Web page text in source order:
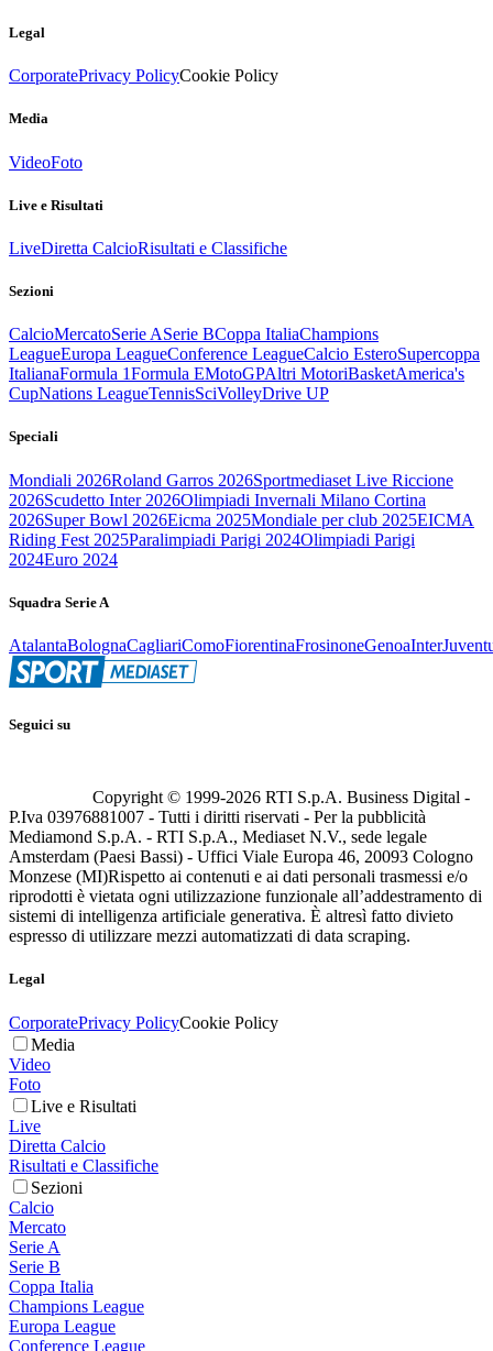
Legal
CorporatePrivacy PolicyCookie Policy
Media
VideoFoto
Live e Risultati
LiveDiretta CalcioRisultati e Classifiche
Sezioni
CalcioMercatoSerie ASerie BCoppa ItaliaChampions
LeagueEuropa LeagueConference LeagueCalcio EsteroSupercoppa
ItalianaFormula 1Formula EMotoGPAltri MotoriBasketAmerica's
CupNations LeagueTennisSciVolleyDrive UP
Speciali
Mondiali 2026Roland Garros 2026Sportmediaset Live Riccione
2026Scudetto Inter 2026Olimpiadi Invernali Milano Cortina
2026Super Bowl 2026Eicma 2025Mondiale per club 2025EICMA
Riding Fest 2025Paralimpiadi Parigi 2024Olimpiadi Parigi
2024Euro 2024
Squadra Serie A
AtalantaBolognaCagliariComoFiorentinaFrosinoneGenoaInter
Seguici su
Copyright © 1999-2026 RTI S.p.A. Business Digital -
P.Iva 03976881007 - Tutti i diritti riservati - Per la pubblicità
Mediamond S.p.A. - RTI S.p.A., Mediaset N.V., sede legale
Amsterdam (Paesi Bassi) - Uffici Viale Europa 46, 20093 Cologno
Monzese (MI)Rispetto ai contenuti e ai dati personali trasmessi e/o
riprodotti è vietata ogni utilizzazione funzionale all’addestramento di
sistemi di intelligenza artificiale generativa. È altresì fatto divieto
espresso di utilizzare mezzi automatizzati di data scraping.
Legal
CorporatePrivacy PolicyCookie Policy
Media
Video
Foto
Live e Risultati
Live
Diretta Calcio
Risultati e Classifiche
Sezioni
Calcio
Mercato
Serie A
Serie B
Coppa Italia
Champions League
Europa League
Conference League